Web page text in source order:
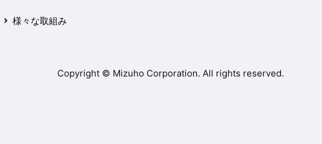
様々な取組み
Copyright © Mizuho Corporation. All rights reserved.